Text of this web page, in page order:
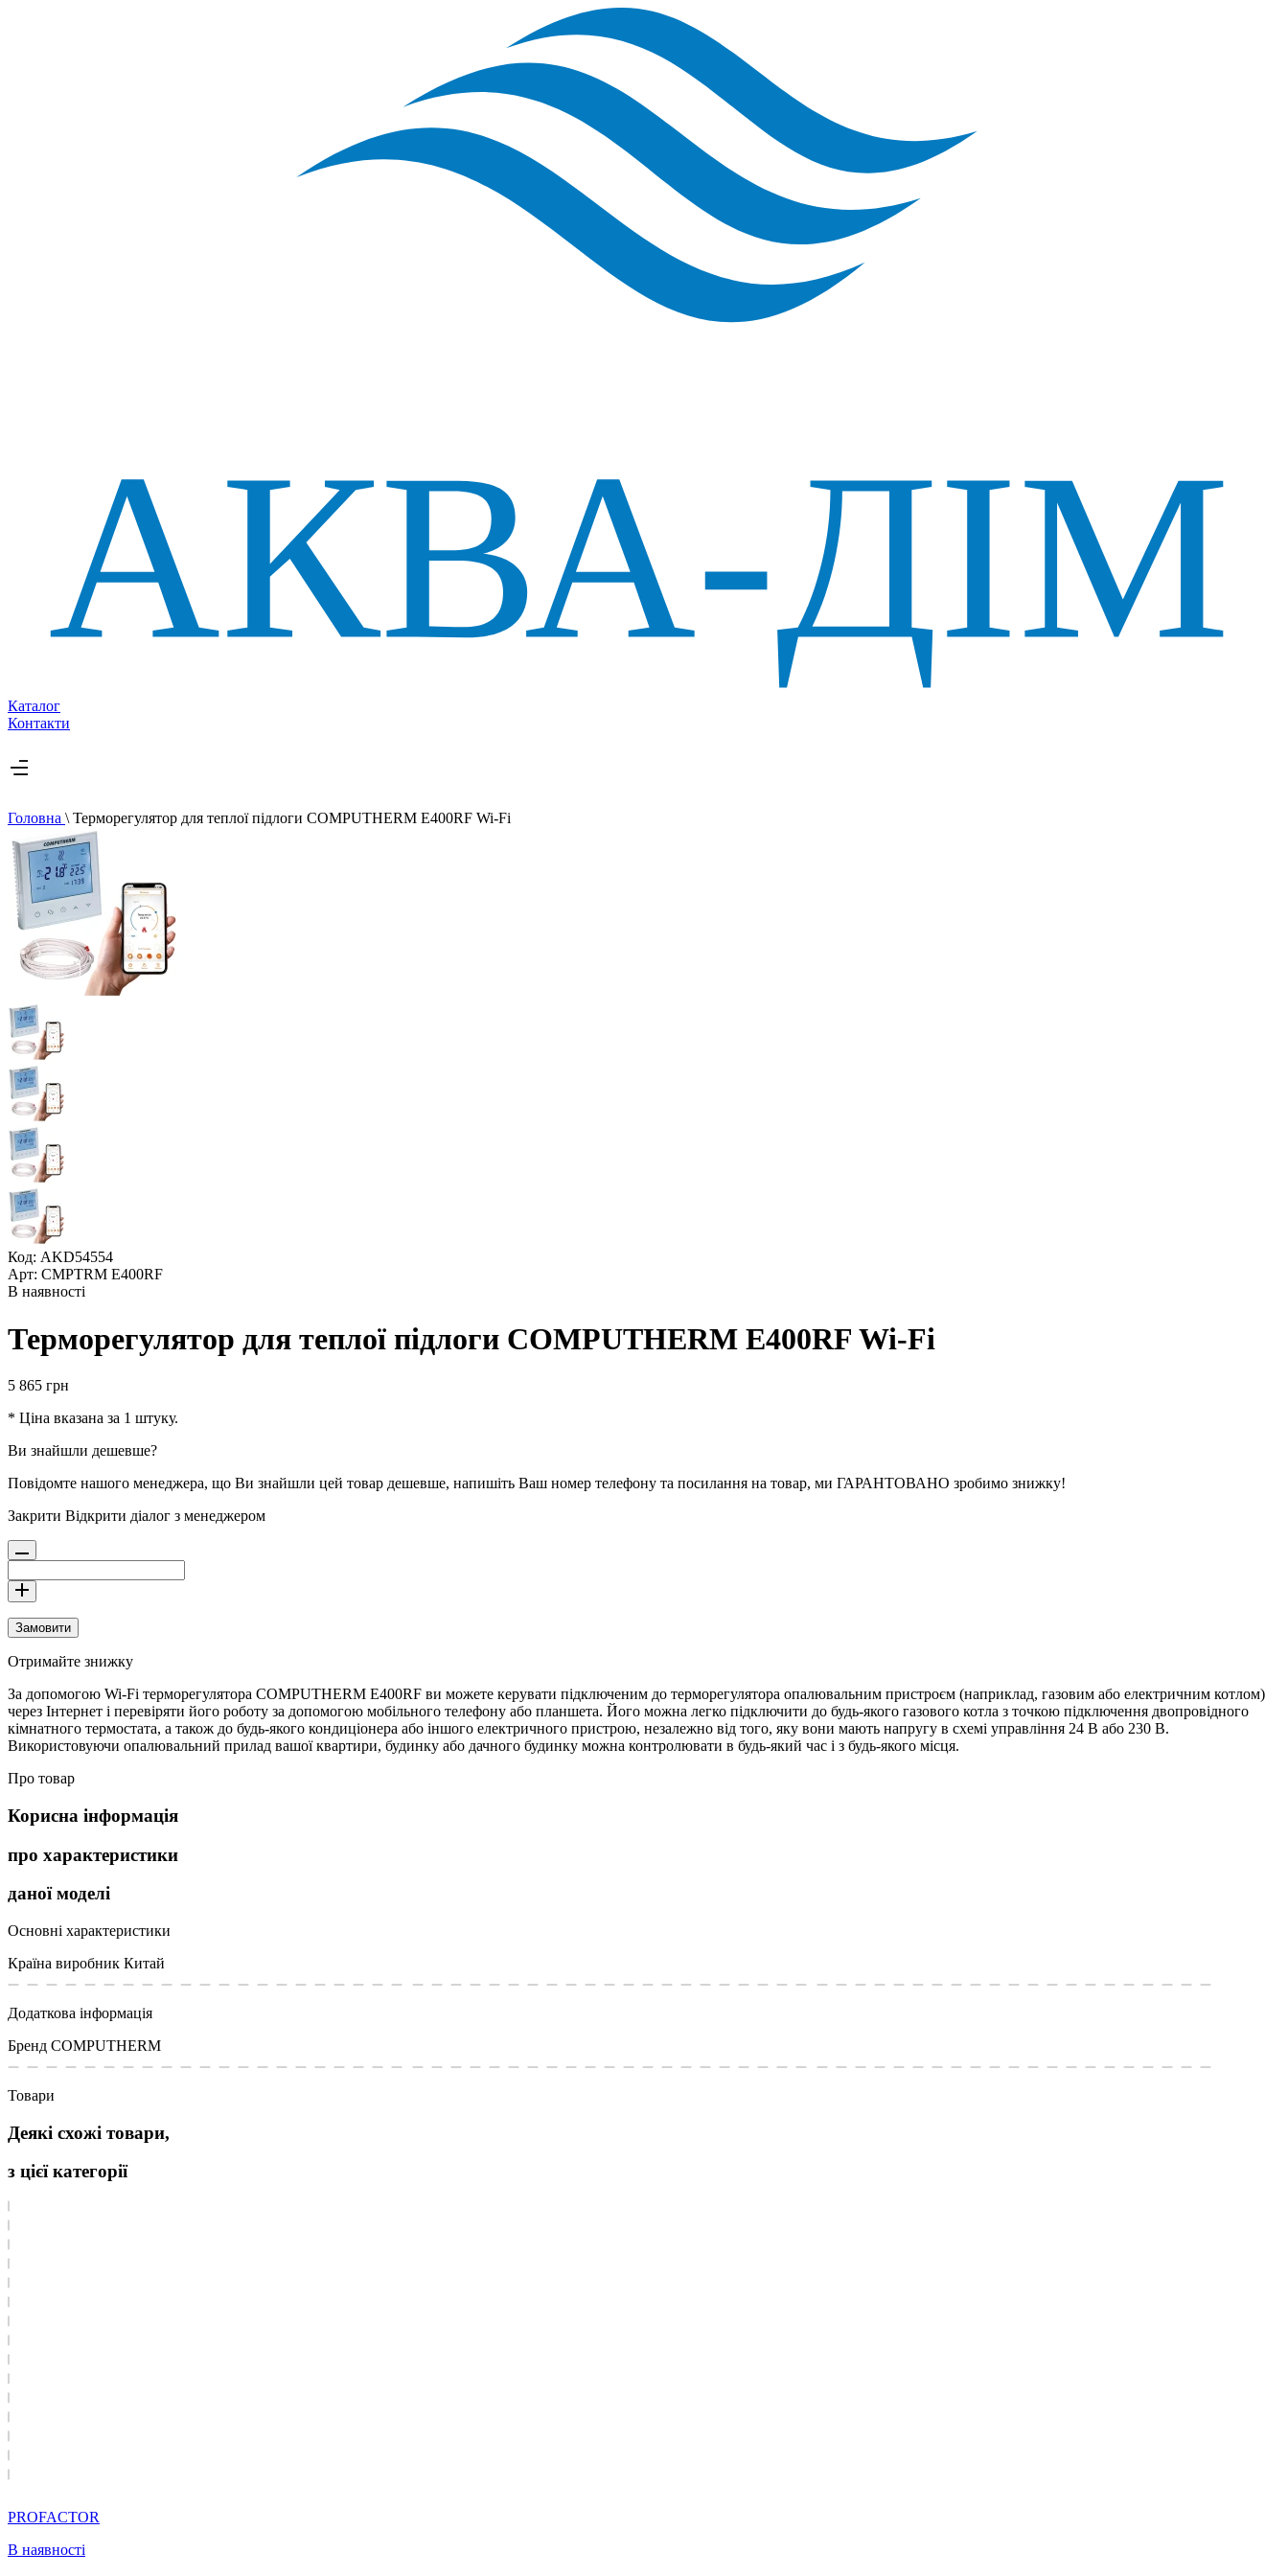
Каталог
Контакти
Головна \ Терморегулятор для теплої підлоги COMPUTHERM E400RF Wi-Fi
Код: AKD54554
Арт: CMPTRM E400RF
В наявності
Терморегулятор для теплої підлоги COMPUTHERM E400RF Wi-Fi
5 865 грн
* Ціна вказана за 1 штуку.
Ви знайшли дешевше?
Повідомте нашого менеджера, що Ви знайшли цей товар дешевше, напишіть Ваш номер телефону та посилання на товар, ми ГАРАНТОВАНО зробимо знижку!
Закрити Відкрити діалог з менеджером
Замовити
Отримайте знижку
За допомогою Wi-Fi терморегулятора COMPUTHERM E400RF ви можете керувати підключеним до терморегулятора опалювальним пристроєм (наприклад, газовим або електричним котлом)
через Інтернет і перевіряти його роботу за допомогою мобільного телефону або планшета. Його можна легко підключити до будь-якого газового котла з точкою підключення двопровідного
кімнатного термостата, а також до будь-якого кондиціонера або іншого електричного пристрою, незалежно від того, яку вони мають напругу в схемі управління 24 В або 230 В.
Використовуючи опалювальний прилад вашої квартири, будинку або дачного будинку можна контролювати в будь-який час і з будь-якого місця.
Про товар
Корисна інформація
про характеристики
даної моделі
Основні характеристики
Країна виробник Китай
Додаткова інформація
Бренд COMPUTHERM
Товари
Деякі схожі товари,
з цієї категорії
PROFACTOR
В наявності